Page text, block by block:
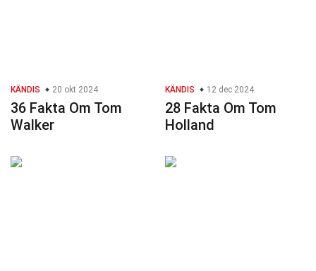
KÄNDIS 20 okt 2024
36 Fakta Om Tom
Walker
KÄNDIS 12 dec 2024
28 Fakta Om Tom
Holland